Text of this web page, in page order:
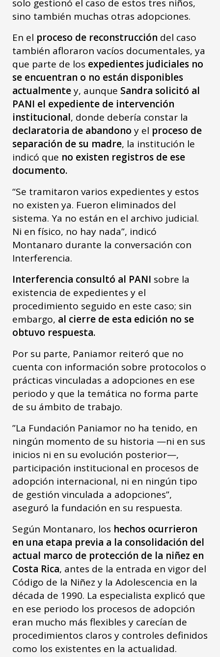
solo gestionó el caso de estos tres niños,
sino también muchas otras adopciones.
En el proceso de reconstrucción del caso
también afloraron vacíos documentales, ya
que parte de los expedientes judiciales no
se encuentran o no están disponibles
actualmentey, aunque Sandra solicitó al
PANI el expediente de intervención
institucional, donde debería constar la
declaratoria de abandono y el proceso de
separación de su madre, la institución le
indicó que no existen registros de ese
documento.
“Se tramitaron varios expedientes y estos
no existen ya. Fueron eliminados del
sistema. Ya no están en el archivo judicial.
Ni en físico, no hay nada”, indicó
Montanaro durante la conversación con
Interferencia.
Interferencia consultó al PANI sobre la
existencia de expedientes y el
procedimiento seguido en este caso; sin
embargo, al cierre de esta edición no se
obtuvo respuesta.
Por su parte, Paniamor reiteró que no
cuenta con información sobre protocolos o
prácticas vinculadas a adopciones en ese
periodo y que la temática no forma parte
de su ámbito de trabajo.
”La Fundación Paniamor no ha tenido, en
ningún momento de su historia —ni en sus
inicios ni en su evolución posterior—,
participación institucional en procesos de
adopción internacional, ni en ningún tipo
de gestión vinculada a adopciones”,
aseguró la fundación en su respuesta.
Según Montanaro, los hechos ocurrieron
en una etapa previa a la consolidación del
actual marco de protección de la niñez en
Costa Rica, antes de la entrada en vigor del
Código de la Niñez y la Adolescencia en la
década de 1990. La especialista explicó que
en ese periodo los procesos de adopción
eran mucho más flexibles y carecían de
procedimientos claros y controles definidos
como los existentes en la actualidad.